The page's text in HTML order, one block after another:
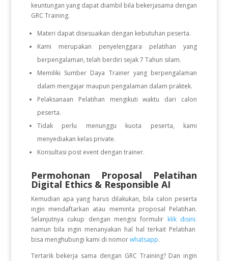
keuntungan yang dapat diambil bila bekerjasama dengan
GRC Training.
Materi dapat disesuaikan dengan kebutuhan peserta.
Kami merupakan penyelenggara pelatihan yang
berpengalaman, telah berdiri sejak 7 Tahun silam.
Memiliki Sumber Daya Trainer yang berpengalaman
dalam mengajar maupun pengalaman dalam praktek.
Pelaksanaan Pelatihan mengikuti waktu dari calon
peserta.
Tidak perlu menunggu kuota peserta, kami
menyediakan kelas private.
Konsultasi post event dengan trainer.
Permohonan Proposal Pelatihan
Digital Ethics & Responsible AI
Kemudian apa yang harus dilakukan, bila calon peserta
ingin mendaftarkan atau meminta proposal Pelatihan.
Selanjutnya cukup dengan mengisi formulir klik disini.
namun bila ingin menanyakan hal hal terkait Pelatihan
bisa menghubungi kami di nomorwhatsapp.
Tertarik bekerja sama dengan GRC Training? Dan ingin